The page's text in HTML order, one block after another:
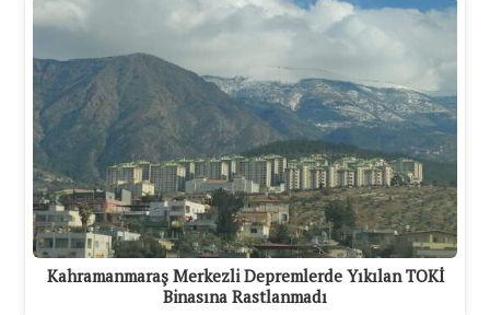
Kahramanmaraş Merkezli Depremlerde Yıkılan TOKİ
Binasına Rastlanmadı